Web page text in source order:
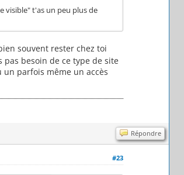
visible" t'as un peu plus de
souvent rester chez toi
besoin de ce type de site
parfois même un accès
Répondre
#23